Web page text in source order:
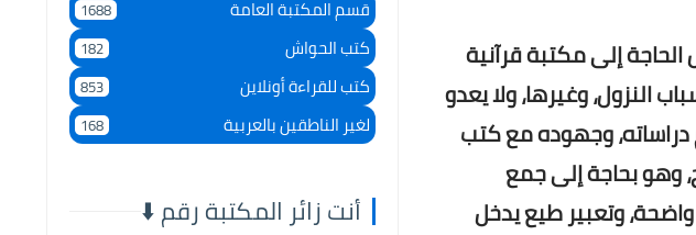
إلى مكتبة قرآنية
النزول، وغيرها، ولا يعدو
وجهوده مع كتب
وهو بحاجة إلى جمع
وتعبير طيع يدخل
قسم المكتبة العامة 1688
كتب الحواش 182
كتب للقراءة أونلاين 853
لغير الناطقين بالعربية 168
أنت زائر المكتبة رقم ⬇️